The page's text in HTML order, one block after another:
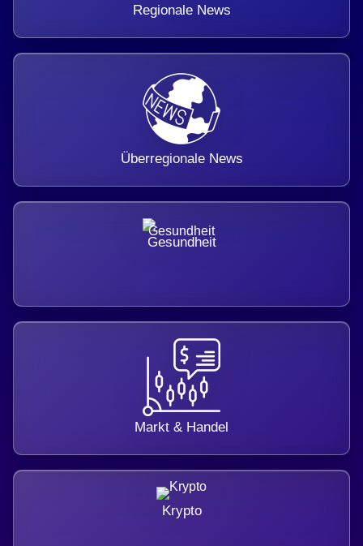
Regionale News
Überregionale News
Gesundheit
Markt & Handel
Krypto